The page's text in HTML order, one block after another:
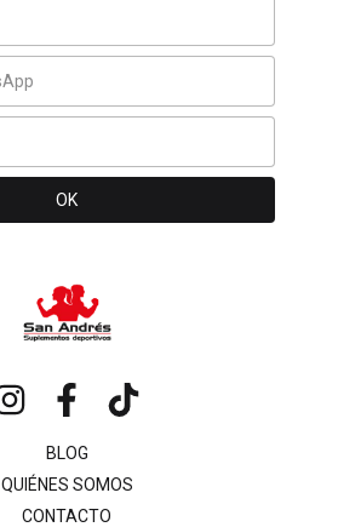
BLOG
QUIÉNES SOMOS
CONTACTO